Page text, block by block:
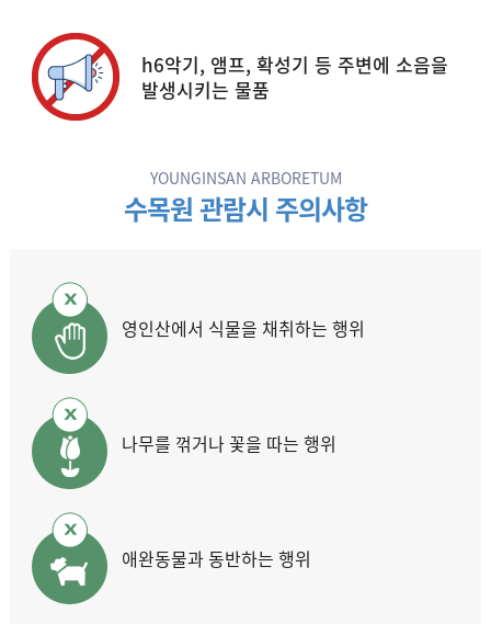
h6악기, 앰프, 확성기 등 주변에 소음을
발생시키는 물품
YOUNGINSAN ARBORETUM
수목원 관람시 주의사항
영인산에서 식물을 채취하는 행위
나무를 꺾거나 꽃을 따는 행위
애완동물과 동반하는 행위